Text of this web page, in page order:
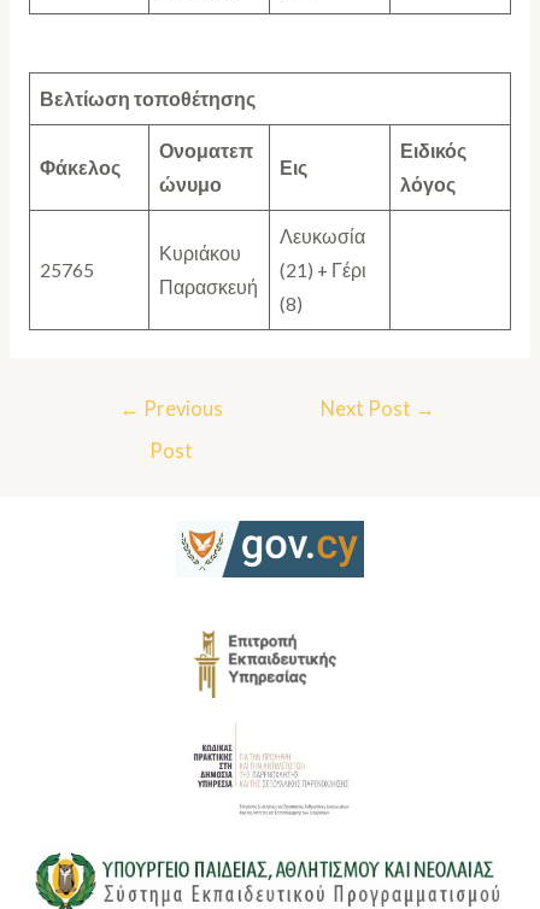
Βελτίωση τοποθέτησης
Φάκελος
Ονοματεπ
ώνυμο
Εις
Ειδικός
λόγος
25765
Κυριάκου
Παρασκευή
Λευκωσία
(21) + Γέρι
(8)
← Previous
Post
Next Post →